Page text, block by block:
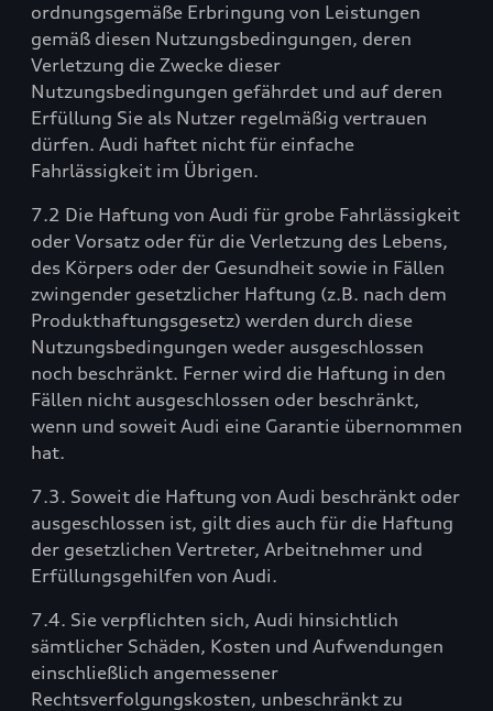
ordnungsgemäße Erbringung von Leistungen
gemäß diesen Nutzungsbedingungen, deren
Verletzung die Zwecke dieser
Nutzungsbedingungen gefährdet und auf deren
Erfüllung Sie als Nutzer regelmäßig vertrauen
dürfen. Audi haftet nicht für einfache
Fahrlässigkeit im Übrigen.
7.2 Die Haftung von Audi für grobe Fahrlässigkeit
oder Vorsatz oder für die Verletzung des Lebens,
des Körpers oder der Gesundheit sowie in Fällen
zwingender gesetzlicher Haftung (z.B. nach dem
Produkthaftungsgesetz) werden durch diese
Nutzungsbedingungen weder ausgeschlossen
noch beschränkt. Ferner wird die Haftung in den
Fällen nicht ausgeschlossen oder beschränkt,
wenn und soweit Audi eine Garantie übernommen
hat.
7.3. Soweit die Haftung von Audi beschränkt oder
ausgeschlossen ist, gilt dies auch für die Haftung
der gesetzlichen Vertreter, Arbeitnehmer und
Erfüllungsgehilfen von Audi.
7.4. Sie verpflichten sich, Audi hinsichtlich
sämtlicher Schäden, Kosten und Aufwendungen
einschließlich angemessener
Rechtsverfolgungskosten, unbeschränkt zu